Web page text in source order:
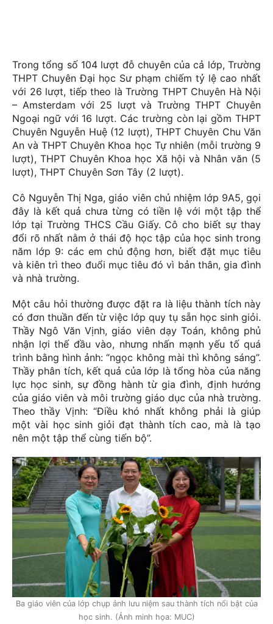
Trong tổng số 104 lượt đỗ chuyên của cả lớp, Trường
THPT Chuyên Đại học Sư phạm chiếm tỷ lệ cao nhất
với 26 lượt, tiếp theo là Trường THPT Chuyên Hà Nội
– Amsterdam với 25 lượt và Trường THPT Chuyên
Ngoại ngữ với 16 lượt. Các trường còn lại gồm THPT
Chuyên Nguyễn Huệ (12 lượt), THPT Chuyên Chu Văn
An và THPT Chuyên Khoa học Tự nhiên (mỗi trường 9
lượt), THPT Chuyên Khoa học Xã hội và Nhân văn (5
lượt), THPT Chuyên Sơn Tây (2 lượt).
Cô Nguyễn Thị Nga, giáo viên chủ nhiệm lớp 9A5, gọi
đây là kết quả chưa từng có tiền lệ với một tập thể
lớp tại Trường THCS Cầu Giấy. Cô cho biết sự thay
đổi rõ nhất nằm ở thái độ học tập của học sinh trong
năm lớp 9: các em chủ động hơn, biết đặt mục tiêu
và kiên trì theo đuổi mục tiêu đó vì bản thân, gia đình
và nhà trường.
Một câu hỏi thường được đặt ra là liệu thành tích này
có đơn thuần đến từ việc lớp quy tụ sẵn học sinh giỏi.
Thầy Ngô Văn Vịnh, giáo viên dạy Toán, không phủ
nhận lợi thế đầu vào, nhưng nhấn mạnh yếu tố quá
trình bằng hình ảnh: “ngọc không mài thì không sáng”.
Thầy phân tích, kết quả của lớp là tổng hòa của năng
lực học sinh, sự đồng hành từ gia đình, định hướng
của giáo viên và môi trường giáo dục của nhà trường.
Theo thầy Vịnh: “Điều khó nhất không phải là giúp
một vài học sinh giỏi đạt thành tích cao, mà là tạo
nên một tập thể cùng tiến bộ”.
Ba giáo viên của lớp chụp ảnh lưu niệm sau thành tích nổi bật của
học sinh. (Ảnh minh họa: MUC)